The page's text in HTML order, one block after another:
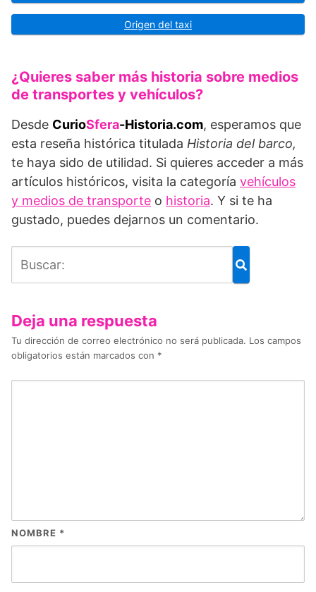
Origen del taxi
¿Quieres saber más historia sobre medios
de transportes y vehículos?
Desde CurioSfera-Historia.com, esperamos que
esta reseña histórica titulada Historia del barco,
te haya sido de utilidad. Si quieres acceder a más
artículos históricos, visita la categoría vehículos
y medios de transporte o historia. Y si te ha
gustado, puedes dejarnos un comentario.
Deja una respuesta
Tu dirección de correo electrónico no será publicada. Los campos
obligatorios están marcados con *
NOMBRE *